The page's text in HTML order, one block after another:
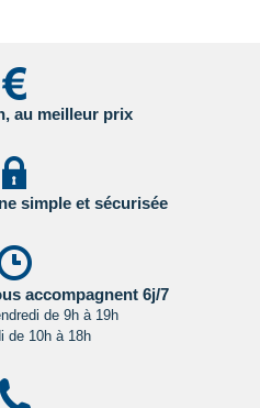
ou de nationalité étrangère
et de transit.
et sanitaires étant
vivement de consulter
des affaires étrangères en
au meilleur prix
simple et sécurisée
accompagnent 6j/7
de 9h à 19h
de 10h à 18h